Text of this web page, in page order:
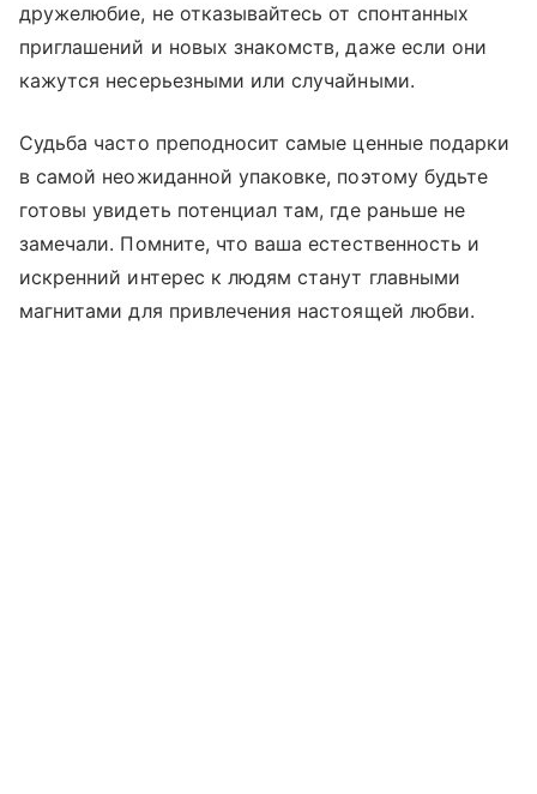
дружелюбие, не отказывайтесь от спонтанных
приглашений и новых знакомств, даже если они
кажутся несерьезными или случайными.
Судьба часто преподносит самые ценные подарки
в самой неожиданной упаковке, поэтому будьте
готовы увидеть потенциал там, где раньше не
замечали. Помните, что ваша естественность и
искренний интерес к людям станут главными
магнитами для привлечения настоящей любви.